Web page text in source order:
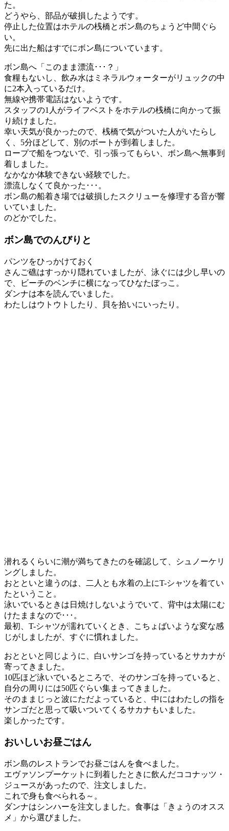
た。
どうやら、部品が破損したようです。
停止した位置はホテルの桟橋とボン島のちょうど中間ぐら
い。
先に出た船はすでにボン島についています。
ボン島へ「このまま漂流･･･？」
食糧もないし、飲み水はミネラルウォーターがリュックの中
に2本入っているだけ。
無線や携帯電話はないようです。
スタッフの1人がライフベストをホテルの桟橋に向かって振
り続けました。
幸い天気が良かったので、桟橋で気がついた人がいたらし
く、5分ほどして、別のボートが到着しました。
ロープで船をつないで、引っ張ってもらい、ボン島へ無事到
着しました。
なかなか体験できない経験でした。
漂流しなくて良かった･･･。
ボン島の船着き場では破損したスクリューを修理する音が響
いていました。
のどかでした。
ボン島でのんびりと
パンツをひっかけておく
さんご礁はすっかり隠れていましたが、泳ぐには少し早いの
で、ビーチのベンチに横になってひなたぼっこ。
ダンナは本を読んでいました。
わたしはウトウトしたり、貝を拾いにいったり。
潜れるくらいに潮が満ちてきたのを確認して、シュノーケリ
ングしました。
おとといと違うのは、二人とも水着の上にT-シャツを着てい
たということ。
泳いでいるときは日焼けしないようでいて、背中は太陽にむ
けたままなので･･･。
最初、T-シャツが濡れていくとき、こちょばいような変な感
じがしましたが、すぐに慣れました。
おとといと同じように、白いサンゴを持っているとサカナが
寄ってきました。
10匹ほど泳いでいるところで、そのサンゴを持っていると、
自分の周りには50匹ぐらい集まってきました。
そのままじっと波にただよっていると、中にはわたしの指を
サンゴだと思って吸いついてくるサカナもいました。
楽しかったです。
おいしいお昼ごはん
ボン島のレストランでお昼ごはんを食べました。
エヴァソンプーケットに到着したときに飲んだココナッツ・
ジュースがあったので、注文しました。
これで身も食べられる～。
ダンナはシンハーを注文しました。食事は「きょうのオスス
メ」から選びました。